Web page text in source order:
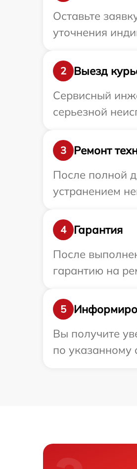
Оставьте
уточнения
2
Выезд
Сервисный
серьезной
3
Ремонт
После полной
устранением
4
Гарантия
После
гарантию на
5
Вы получите
по указанному